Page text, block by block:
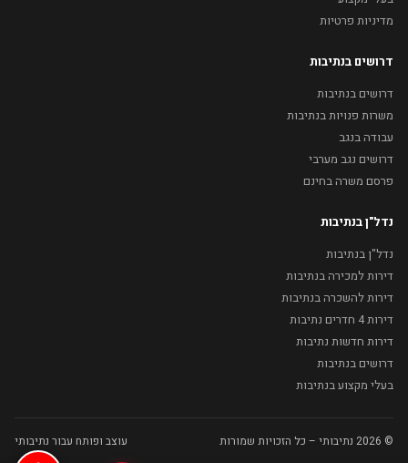
מדיניות פרטיות
דרושים בנתיבות
דרושים בנתיבות
משרות פנויות בנתיבות
עבודה בנגב
דרושים נגב מערבי
פרסם משרה בחינם
נדל"ן בנתיבות
נדל"ן בנתיבות
דירות למכירה בנתיבות
דירות להשכרה בנתיבות
דירות 4 חדרים נתיבות
דירות חדשות נתיבות
דרושים בנתיבות
בעלי מקצוע בנתיבות
© 2026 נתיבותי – כל הזכויות שמורות עוצב ופותח עבור נתיבותי